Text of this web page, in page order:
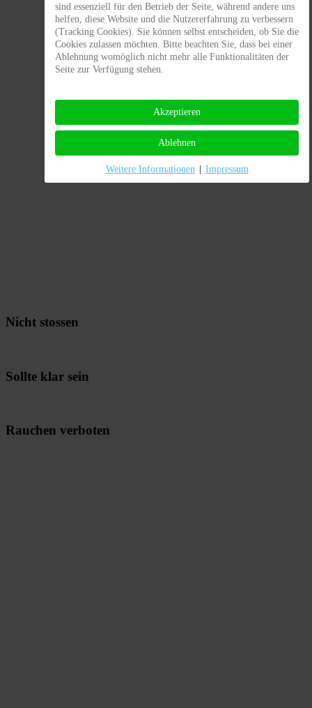
Nicht stossen
Sollte klar sein
Rauchen verboten
sind essenziell für den Betrieb der Seite, während andere uns
helfen, diese Website und die Nutzererfahrung zu verbessern
(Tracking Cookies). Sie können selbst entscheiden, ob Sie die
Cookies zulassen möchten. Bitte beachten Sie, dass bei einer
Ablehnung womöglich nicht mehr alle Funktionalitäten der
Seite zur Verfügung stehen.
Akzeptieren
Ablehnen
Weitere Informationen | Impressum